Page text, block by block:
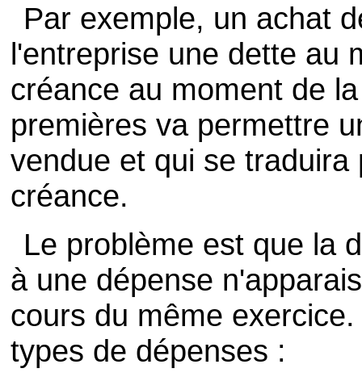
Par exemple, un achat
l'entreprise une dette au
créance au moment de
premières va permettre
vendue et qui se
créance.
Le problème est que la
à une dépense
cours du même
types de dépenses :